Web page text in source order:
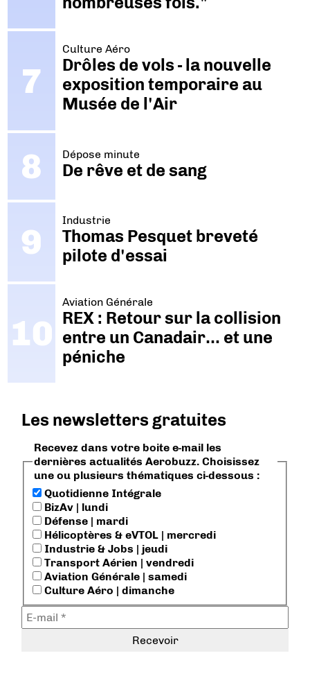
Culture Aéro
Drôles de vols - la nouvelle
exposition temporaire au
Musée de l'Air
Dépose minute
De rêve et de sang
Industrie
Thomas Pesquet breveté
pilote d'essai
Aviation Générale
REX : Retour sur la collision
entre un Canadair… et une
péniche
Les newsletters gratuites
Recevez dans votre boite e-mail les
dernières actualités Aerobuzz. Choisissez
une ou plusieurs thématiques ci-dessous :
Quotidienne Intégrale
BizAv | lundi
Défense | mardi
Hélicoptères & eVTOL | mercredi
Industrie & Jobs | jeudi
Transport Aérien | vendredi
Aviation Générale | samedi
Culture Aéro | dimanche